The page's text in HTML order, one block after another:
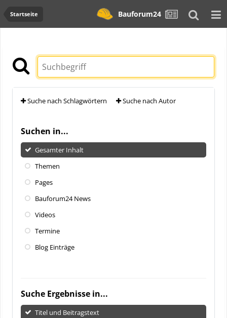
Startseite Bauforum24
Suche nach Schlagwörtern Suche nach Autor
Suchen in...
Gesamter Inhalt
Themen
Pages
Bauforum24 News
Videos
Termine
Blog Einträge
Suche Ergebnisse in...
Titel und Beitragstext